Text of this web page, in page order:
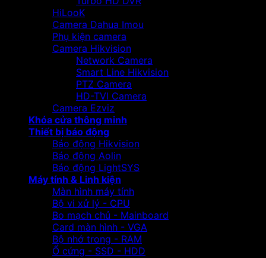
HiLooK
Camera Dahua Imou
Phụ kiện camera
Camera Hikvision
Network Camera
Smart Line Hikvision
PTZ Camera
HD-TVI Camera
Camera Ezviz
Khóa cửa thông minh
Thiết bị báo động
Báo động Hikvision
Báo động Aolin
Báo động LightSYS
Máy tính & Linh kiện
Màn hình máy tính
Bộ vi xử lý - CPU
Bo mạch chủ - Mainboard
Card màn hình - VGA
Bộ nhớ trong - RAM
Ổ cứng - SSD - HDD